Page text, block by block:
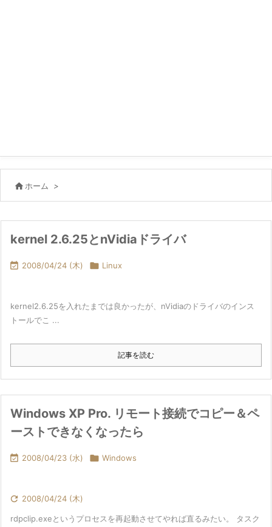
 ホーム >
kernel 2.6.25とnVidiaドライバ
 2008/04/24 (木)  Linux
kernel2.6.25を入れたまでは良かったが、nVidiaのドライバのインス
トールでこ ...
記事を読む
Windows XP Pro. リモート接続でコピー＆ペ
ーストできなくなったら
 2008/04/23 (水)  Windows
 2008/04/24 (木)
rdpclip.exeというプロセスを再起動させてやれば直るみたい。 タスク